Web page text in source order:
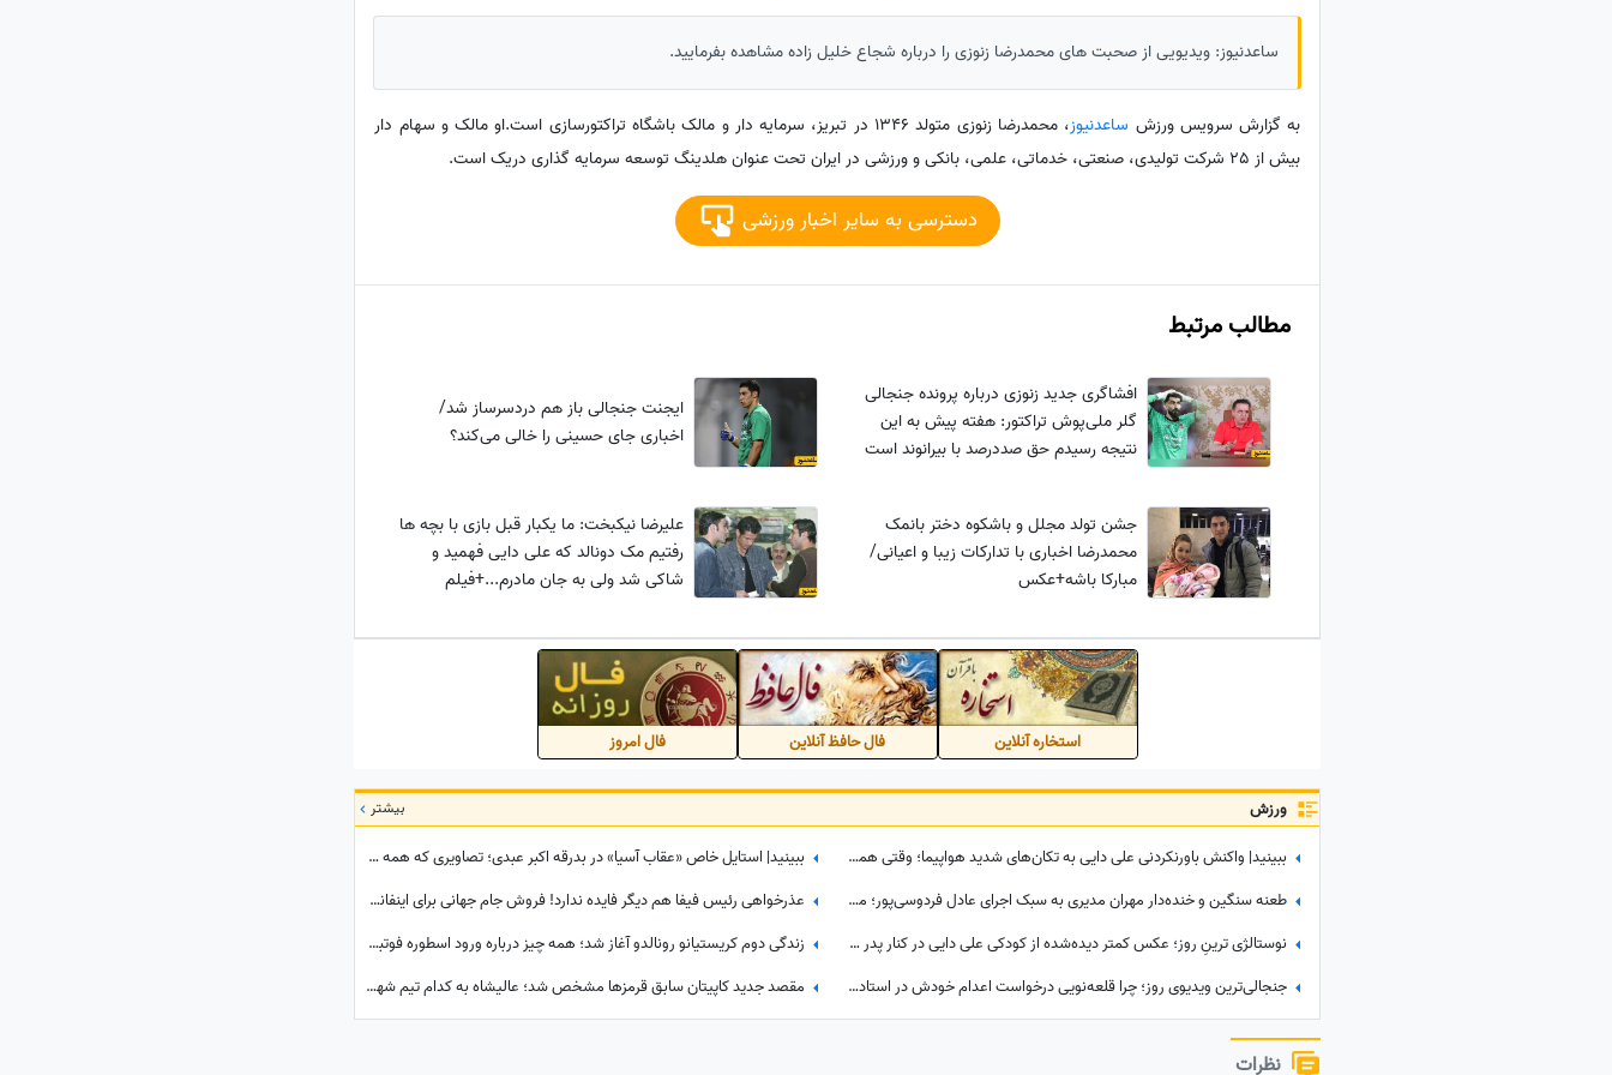
ساعدنیوز: ویدیویی از صحبت های محمدرضا زنوزی را درباره شجاع خلیل زاده مشاهده بفرمایید.
به گزارش سرویس ورزش ساعدنیوز
، محمدرضا زنوزی متولد 1346 در تبریز، سرمایه دار و مالک باشگاه تراکتورسازی است.او مالک و سهام دار
بیش از 25 شرکت تولیدی، صنعتی، خدماتی، علمی، بانکی و ورزشی در ایران تحت عنوان هلدینگ توسعه سرمایه گذاری دریک است.
دسترسی به سایر اخبار ورزشی
مطالب مرتبط
افشاگری جدید زنوزی درباره پرونده جنجالی
گلر ملی‌پوش تراکتور: هفته پیش به این
نتیجه رسیدم حق صددرصد با بیرانوند است
ایجنت جنجالی باز هم دردسرساز شد/
اخباری جای حسینی را خالی می‌کند؟
جشن تولد مجلل و باشکوه دختر بانمک
محمدرضا اخباری با تدارکات زیبا و اعیانی/
مبارکا باشه+عکس
علیرضا نیکبخت: ما یکبار قبل بازی با بچه ها
رفتیم مک دونالد که علی دایی فهمید و
شاکی شد ولی به جان مادرم...+فیلم
استخاره آنلاین فال حافظ آنلاین فال امروز
ورزش بیشتر
ببینید| واکنش باورنکردنی علی دایی به تکان‌های شدید هواپیما؛ وقتی همه از ترس رنگشان پریده بود اما آقای فوتبالیست...
ببینید| استایل خاص «عقاب آسیا» در بدرقه اکبر عبدی؛ تصاویری که همه درباره‌شان صحبت می‌کنند
طعنه سنگین و خنده‌دار مهران مدیری به سبک اجرای عادل فردوسی‌پور؛ مجری برنامه 360 چه واکنش نشان داد؟
عذرخواهی رئیس فیفا هم دیگر فایده ندارد! فروش جام جهانی برای اینفانتینو گران تمام شد
نوستالژی ترینِ روز؛ عکس کمتر دیده‌شده از کودکی علی دایی در کنار پدر و مادرش؛ سفری که خاطره شد
زندگی دوم کریستیانو رونالدو آغاز شد؛ همه چیز درباره ورود اسطوره فوتبال به دنیای سینما
جنجالی‌ترین ویدیوی روز؛ چرا قلعه‌نویی درخواست اعدام خودش در استادیوم آزادی رو کرد؟
مقصد جدید کاپیتان سابق قرمزها مشخص شد؛ عالیشاه به کدام تیم شهرستانی پیوست؟
نظرات